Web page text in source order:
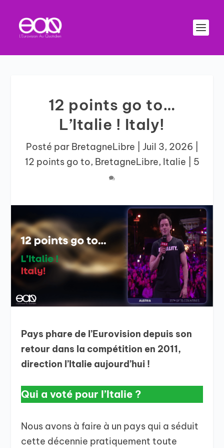
12 points go to…
L’Italie ! Italy!
Posté par BretagneLibre Juil 3, 2026
12 points go to, BretagneLibre, Italie 5
Pays phare de l’Eurovision depuis son
retour dans la compétition en 2011,
direction l’Italie aujourd’hui !
Qui a voté pour l’Italie ?
Nous avons à faire à un pays qui a séduit
cette décennie pratiquement toute